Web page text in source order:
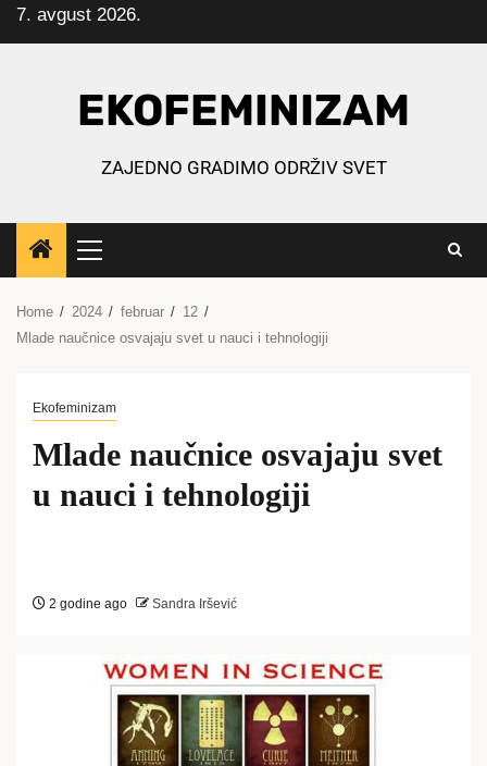
Skip
to
7. avgust 2026.
EKOFEMINIZAM
ZAJEDNO GRADIMO ODRŽIV SVET
Primary
Menu
Home 2024 februar
12
Mlade naučnice osvajaju svet u nauci i tehnologiji
Ekofeminizam
Mlade naučnice osvajaju svet
u nauci i tehnologiji
2 godine ago Sandra Iršević